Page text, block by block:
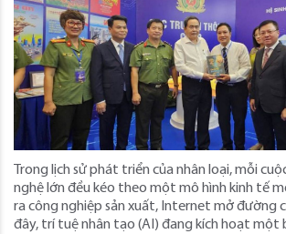
Trong lịch sử phát triển của nhân loại, mỗi
nghệ lớn đều kéo theo một mô hình kinh tế
ra công nghiệp sản xuất, Internet mở đường
đây, trí tuệ nhân tạo (AI) đang kích hoạt một